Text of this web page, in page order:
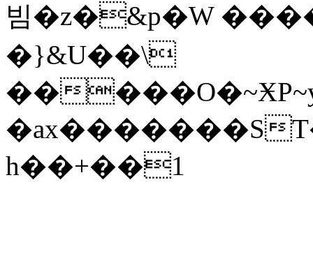
빔�z�&p�W
�}&U��\
��
�ax�������S
h��+��1